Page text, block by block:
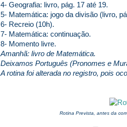
4- Geografia: livro, pág. 17 até 19.
5- Matemática: jogo da divisão (livro,
6- Recreio (10h).
7- Matemática: continuação.
8- Momento livre.
Amanhã: livro de Matemática.
Deixamos Português (Pronomes e
A rotina foi alterada no registro, pois
Rotina Prevista, antes da